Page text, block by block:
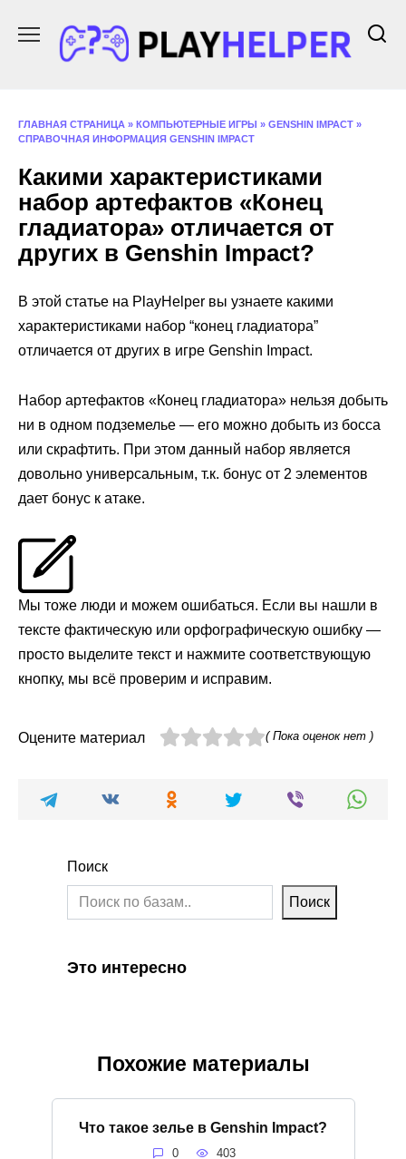
содержанию
ГЛАВНАЯ СТРАНИЦА » КОМПЬЮТЕРНЫЕ ИГРЫ » GENSHIN IMPACT »
СПРАВОЧНАЯ ИНФОРМАЦИЯ GENSHIN IMPACT
Какими характеристиками
набор артефактов «Конец
гладиатора» отличается от
других в Genshin Impact?
В этой статье на PlayHelper вы узнаете какими
характеристиками набор “конец гладиатора”
отличается от других в игре Genshin Impact.
Набор артефактов «Конец гладиатора» нельзя добыть
ни в одном подземелье — его можно добыть из босса
или скрафтить. При этом данный набор является
довольно универсальным, т.к. бонус от 2 элементов
дает бонус к атаке.
Мы тоже люди и можем ошибаться. Если вы нашли в
тексте фактическую или орфографическую ошибку —
просто выделите текст и нажмите соответствующую
кнопку, мы всё проверим и исправим.
Оцените материал ( Пока оценок нет )
Поиск
Поиск
Это интересно
Похожие материалы
Что такое зелье в Genshin Impact?
0 403